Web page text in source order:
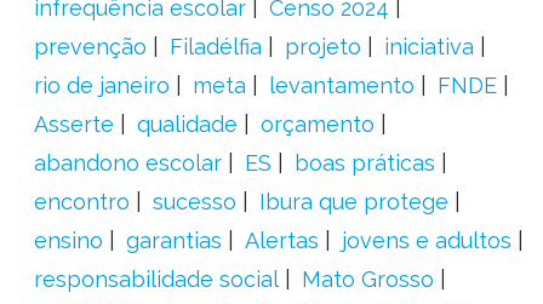
infrequência escolar
Censo 2024
prevenção
Filadélfia projeto
iniciativa
rio de janeiro
meta levantamento
FNDE
Asserte
qualidade
orçamento
abandono escolar
ES
boas práticas
encontro
sucesso
Ibura que protege
ensino
garantias Alertas
jovens e adultos
responsabilidade social
Mato Grosso